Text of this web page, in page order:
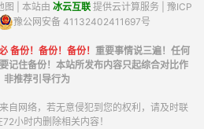
图 | 本站由 冰云互联提供云计算服务 | 豫ICP
豫公网安备 41132402411697号
备份！备份！备份！ 重要事情说三遍！任何
记住备份！本站所发布内容只起综合对比作
非推荐引导行为
自网络，若无意侵犯到您的权利，请及时联
小时内删除相关内容！